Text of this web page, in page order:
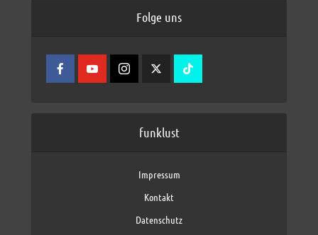
Folge uns
funklust
Impressum
Kontakt
Datenschutz